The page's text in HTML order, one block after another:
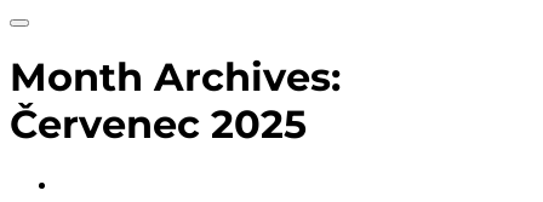
Month Archives:
Červenec 2025